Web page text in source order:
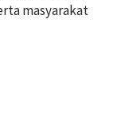
masyarakat